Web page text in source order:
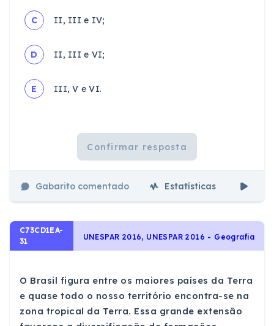
C II, III e IV;
D II, III e VI;
E III, V e VI.
Confirmar resposta
Gabarito comentado Estatísticas
C73CD1EA-
31
UNESPAR 2016, UNESPAR 2016 - Geografia
O Brasil figura entre os maiores países da Terra
e quase todo o nosso território encontra-se na
zona tropical da Terra. Essa grande extensão